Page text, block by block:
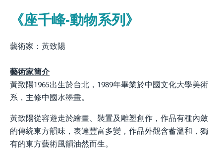
《座千峰-動物系列》
藝術家 ：黃致陽
藝術家簡介
黃致陽1965出生於台北，1989年畢業於中國文化大學美術
系，主修中國水墨畫。
黃致陽從容遊走於繪畫、裝置及雕塑創作，作品有種內斂
的傳統東方韻味，表達豐富多變，作品外觀含蓄溫和，獨
有的東方藝術風韻油然而生。